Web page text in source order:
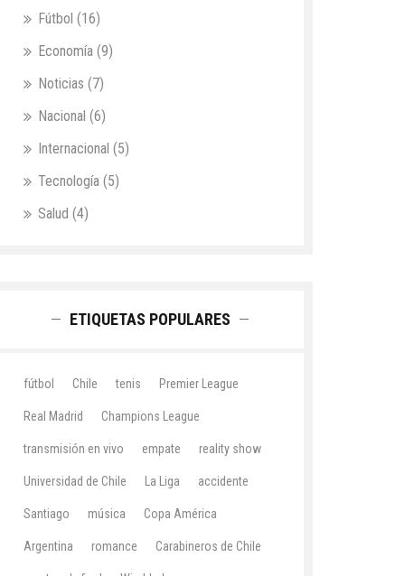
Fútbol (16)
Economía (9)
Noticias (7)
Nacional (6)
Internacional (5)
Tecnología (5)
Salud (4)
ETIQUETAS POPULARES
fútbol Chile tenis Premier League
Real Madrid Champions League
transmisión en vivo empate reality show
Universidad de Chile La Liga accidente
Santiago música Copa América
Argentina romance Carabineros de Chile